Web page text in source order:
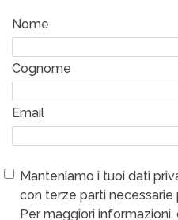
Nome
Cognome
Email
Manteniamo i tuoi dati
con terze parti necessarie
Per maggiori